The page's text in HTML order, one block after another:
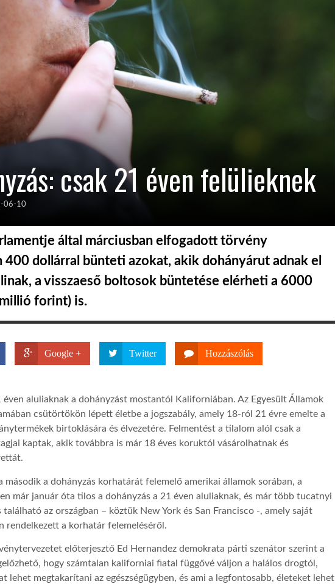
csak 21 éven felülieknek
06-10
által márciusban elfogadott törvény
400 dollárral bünteti azokat, akik dohányárut adnak el
a visszaeső boltosok büntetése elérheti a 6000
forint) is.
Google + Twitter Hozzászólás
aluliaknak a dohányzást mostantól Kaliforniában. Az Egyesült Államok
csütörtökön lépett életbe a jogszabály, amely 18-ról 21 évre emelte a
birtoklására és élvezetére. Felmentést a tilalom alól csak a
kaptak, akik továbbra is már 18 éves koruktól vásárolhatnak és
második a dohányzás korhatárát felemelő amerikai államok sorában, a
már január óta tilos a dohányzás a 21 éven aluliaknak, és már több tucatnyi
található az országban – köztük New York és San Francisco -, amely saját
rendelkezett a korhatár felemeléséről.
előterjesztő Ed Hernandez demokrata párti szenátor szerint a
hogy számtalan kaliforniai fiatal függővé váljon a halálos drogtól,
lehet megtakarítani az egészségügyben, és ami a legfontosabb, életeket lehet